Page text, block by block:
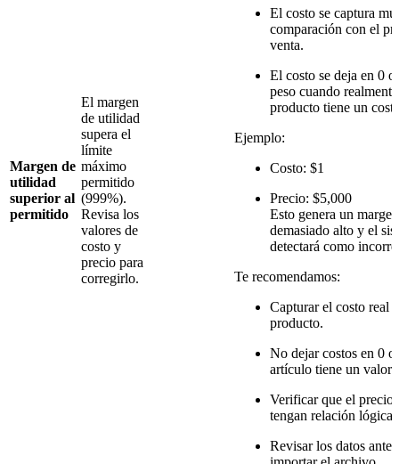
Margen de
utilidad
superior al
permitido
El margen
de utilidad
supera el
límite
máximo
permitido
(999%).
Revisa los
valores de
costo y
precio para
corregirlo.
El costo se captura
comparación con el
venta.
El costo se deja en 0 o
peso cuando
producto tiene un
Ejemplo:
Costo: $1
Precio: $5,000
Esto genera un margen
demasiado alto y el
detectará como
Te recomendamos:
Capturar el costo real
producto.
No dejar costos en 0 o
artículo tiene un valor
Verificar que el precio
tengan relación lógica
Revisar los datos